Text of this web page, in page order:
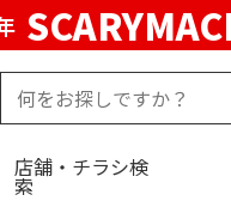
店舗・チラシ検
索